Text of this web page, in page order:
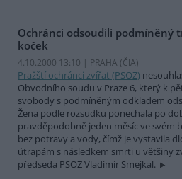
Ochránci odsoudili podmíněný
koček
4.10.2000 13:10 | PRAHA (ČIA)
Pražští ochránci zvířat (PSOZ)
Obvodního soudu v Praze 6, který k
svobody s podmíněným odkladem
Žena podle rozsudku ponechala po
pravděpodobně jeden měsíc ve svém
bez potravy a vody, čímž je vystavila
útrapám s následkem smrti u většiny
předseda PSOZ Vladimír Smejkal.